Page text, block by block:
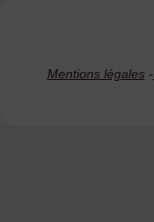
Mentions légales-